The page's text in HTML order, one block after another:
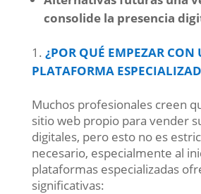
consolide la presencia
¿POR QUÉ EMPEZAR CON
PLATAFORMA
Muchos profesionales creen
sitio web propio para vender
digitales, pero esto no es
necesario, especialmente al
plataformas especializadas
significativas: